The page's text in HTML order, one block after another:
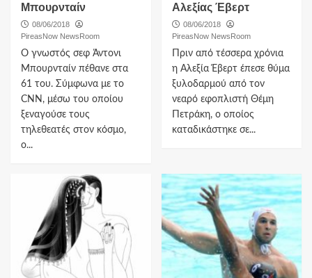
Μπουρνταίν
08/06/2018
PireasNow NewsRoom
O γνωστός σεφ Άντονι
Μπουρνταίν πέθανε στα
61 του. Σύμφωνα με το
CNN, μέσω του οποίου
ξεναγούσε τους
τηλεθεατές στον κόσμο,
ο...
Αλεξίας Έβερτ
08/06/2018
PireasNow NewsRoom
Πριν από τέσσερα χρόνια
η Αλεξία Έβερτ έπεσε θύμα
ξυλοδαρμού από τον
νεαρό εφοπλιστή Θέμη
Πετράκη, ο οποίος
καταδικάστηκε σε...